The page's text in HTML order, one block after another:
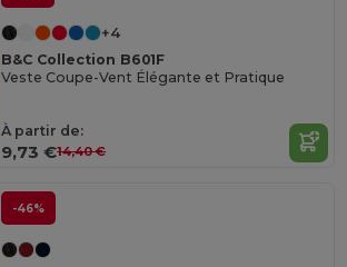
+4
B&C Collection B601F
Veste Coupe-Vent Élégante et Pratique
À partir de:
9,73 €14,40 €
-46%